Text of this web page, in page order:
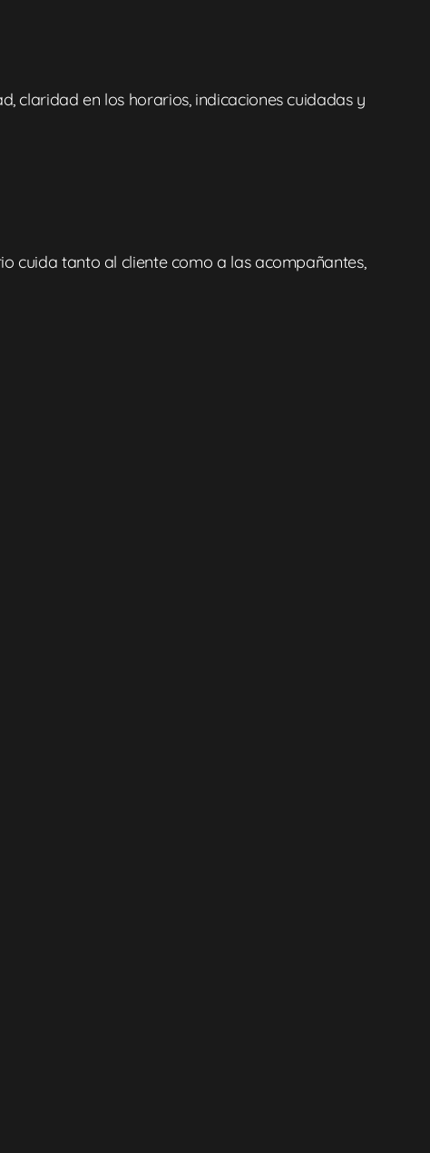
claridad en los horarios, indicaciones cuidadas y
cuida tanto al cliente como a las acompañantes,